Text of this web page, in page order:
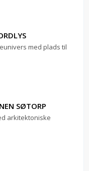
med plads til
SØTORP
arkitektoniske